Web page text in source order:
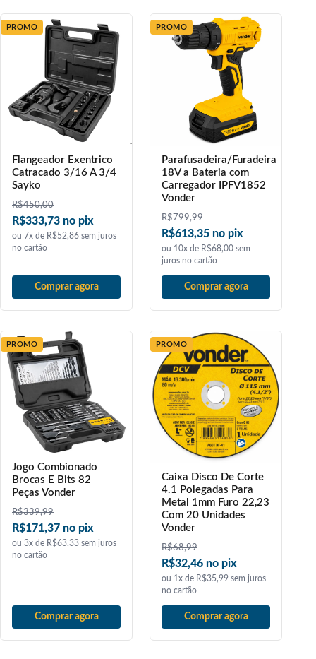
PROMO
Flangeador Exentrico
Catracado 3/16 A 3/4
Sayko
R$450,00
R$333,73 no pix
ou 7x de R$52,86 sem juros
no cartão
Comprar agora
PROMO
Parafusadeira/Furadeira
18V a Bateria com
Carregador IPFV1852
Vonder
R$799,99
R$613,35 no pix
ou 10x de R$68,00 sem
juros no cartão
Comprar agora
PROMO
Jogo Combionado
Brocas E Bits 82
Peças Vonder
R$339,99
R$171,37 no pix
ou 3x de R$63,33 sem juros
no cartão
Comprar agora
PROMO
Caixa Disco De Corte
4.1 Polegadas Para
Metal 1mm Furo 22,23
Com 20 Unidades
Vonder
R$68,99
R$32,46 no pix
ou 1x de R$35,99 sem juros
no cartão
Comprar agora